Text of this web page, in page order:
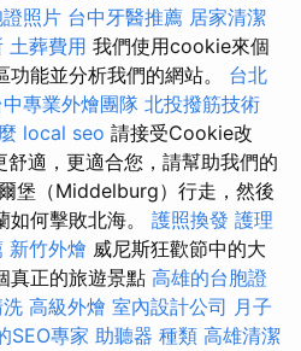
照片 台中牙醫推薦 居家清潔
土葬費用 我們使用cookie來個
能並分析我們的網站。 台北
中專業外燴團隊 北投撥筋技術
local seo 請接受Cookie改
適，更適合您，請幫助我們的
堡（Middelburg）行走，然後
如何擊敗北海。 護照換發 護理
新竹外燴 威尼斯狂歡節中的大
真正的旅遊景點 高雄的台胞證
高級外燴 室內設計公司 月子
SEO專家 助聽器 種類 高雄清潔